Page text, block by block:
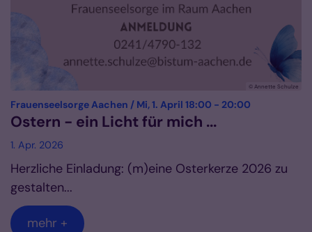
© Annette Schulze
Frauenseelsorge Aachen / Mi, 1. April 18:00 - 20:00
Ostern - ein Licht für mich ...
1. Apr. 2026
Herzliche Einladung: (m)eine Osterkerze 2026 zu
gestalten...
mehr +